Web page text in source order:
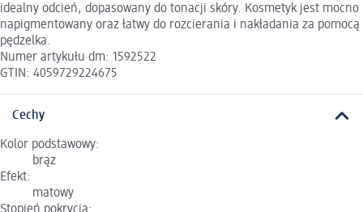
idealny odcień, dopasowany do tonacji skóry. Kosmetyk jest mocno
napigmentowany oraz łatwy do rozcierania i nakładania za pomocą
pędzelka.
Numer artykułu dm: 1592522
GTIN: 4059729224675
Cechy
Kolor podstawowy:
brąz
Efekt:
matowy